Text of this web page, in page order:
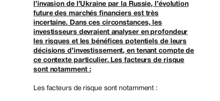
l’invasion de l’Ukraine par la Russie, l’évolution
future des marchés financiers est très
incertaine. Dans ces circonstances, les
investisseurs devraient analyser en profondeur
les risques et les bénéfices potentiels de leurs
décisions d’investissement, en tenant compte de
ce contexte particulier. Les facteurs de risque
sont notamment :
Les facteurs de risque sont notamment :